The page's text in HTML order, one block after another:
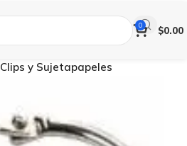
0 $0.00
Clips y Sujetapapeles